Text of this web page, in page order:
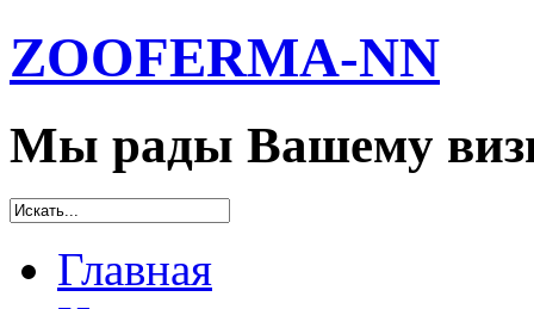
ZOOFERMA-NN
Мы рады Вашему
Главная